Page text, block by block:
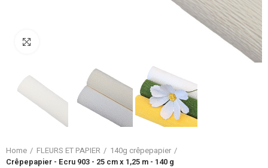
Home FLEURS ET PAPIER
140g crêpepapier
Crêpepapier - Ecru 903 - 25 cm x 1,25 m - 140 g